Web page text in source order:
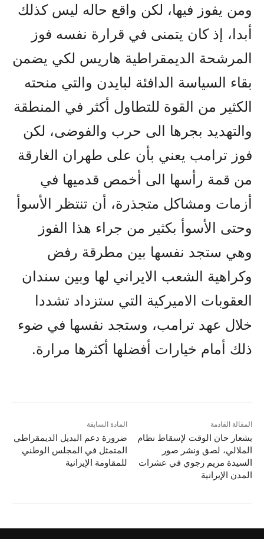
ومن يفوز فيها، لكن واقع حاله ليس كذلك
أبدا، إذ كان يتمنى في قرارة نفسه فوز
المرشحة الديمقراطية هاريس لكي يضمن
بقاء السياسة الدافئة لبايدن والتي منحته
الكثير من القوة للتطاول أكثر في المنطقة
والتهديد بجرها الى حرب والفوضى، لكن
فوز ترامب يعني بأن على طهران الغارقة
من قمة رأسها الى أخمص قدميها في
أزمات ومشاكل متجذرة، أن تنتظر الأسوأ
وحتى الأسوأ بكثير من جراء هذا الفوز
وهي ستجد نفسها بين مطرقة رفض
وكراهية الشعب الايراني لها وبين سندان
العقوبات الاميركية التي ستزداد تشددا
خلال عهد ترامب، وستجد نفسها في ضوء
ذلك أمام خيارات أفضلها أكثرها مرارة.
المادة السابقة
ضرورة دعم البديل الديمقراطي
المتمثل في المجلس الوطني
للمقاومة الإيرانية
المقالة القادمة
بشعار حان الوقت لإسقاط نظام
الملالي، لصق ونشر صور
السيدة مريم رجوي في عشرات
المدن الإيرانية